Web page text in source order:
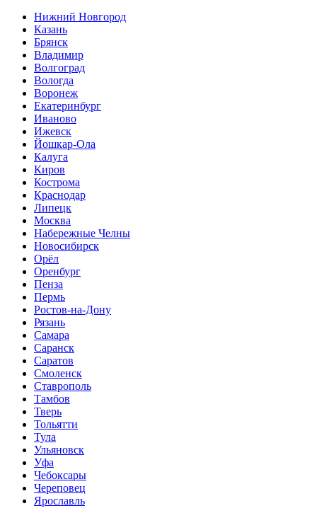
Нижний Нoвгород
Казань
Брянск
Владимир
Волгоград
Вологда
Воронеж
Екатеринбург
Иваново
Ижевск
Йошкар-Ола
Калуга
Киров
Кострома
Краснодар
Липецк
Москва
Набережные Челны
Новосибирск
Орёл
Оренбург
Пенза
Пермь
Ростов-на-Дону
Рязань
Самара
Саранск
Саратов
Смоленск
Ставрополь
Тамбов
Тверь
Тольятти
Тула
Ульяновск
Уфа
Чебоксары
Череповец
Ярославль